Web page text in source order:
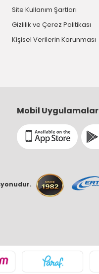
Site Kullanım Şartları
Gizlilik ve Çerez Politikası
Kişisel Verilerin Korunması
Mobil Uygulamalar